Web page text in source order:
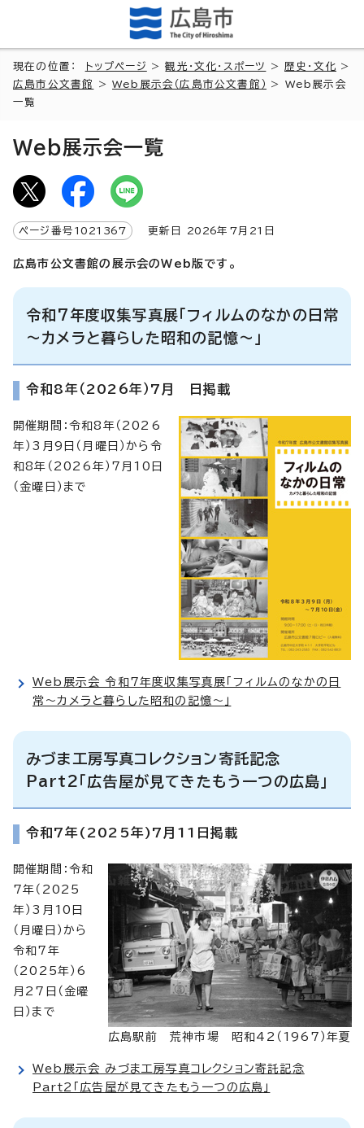
現在の位置： トップページ >観光・文化・スポーツ > 歴史・文化 >
広島市公文書館
>Web展示会（広島市公文書館）
> Web展示会
一覧
Web展示会一覧
ページ番号 1021367 更新日 2026年7月 21 日
広島市公文書館の展示会のWeb版です。
令和7年度収集写真展「フィルムのなかの日常
～カメラと暮らした昭和の記憶～」
令和8年（2026年）7月 日掲載
開催期間：令和8年（2026
年）3月9日（月曜日）から令
和8年（2026年）7月10日
（金曜日）まで
Web展示会 令和7年度収集写真展「フィルムのなかの日
常～カメラと暮らした昭和の記憶～」
みづま工房写真コレクション寄託記念
Part2「広告屋が見てきたもう一つの広島」
令和7年(2025年)7月11日掲載
広島駅前 荒神市場 昭和42（1967）年夏
開催期間：令和
7年（2025
年）3月10日
（月曜日）から
令和7年
（2025年）6
月27日（金曜
日）まで
Web展示会 みづま工房写真コレクション寄託記念
Part2「広告屋が見てきたもう一つの広島」